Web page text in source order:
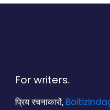
For writers.
प्रिय रचनाकारों,